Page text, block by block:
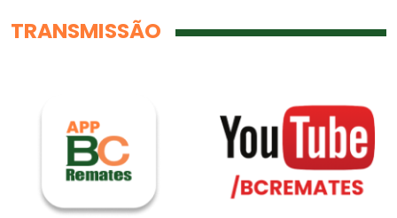
TRANSMISSÃO